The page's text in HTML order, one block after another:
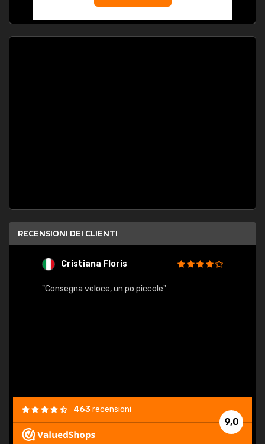
RECENSIONI DEI CLIENTI
Cristiana Floris
"Consegna veloce, un po piccole"
9,0
463recensioni